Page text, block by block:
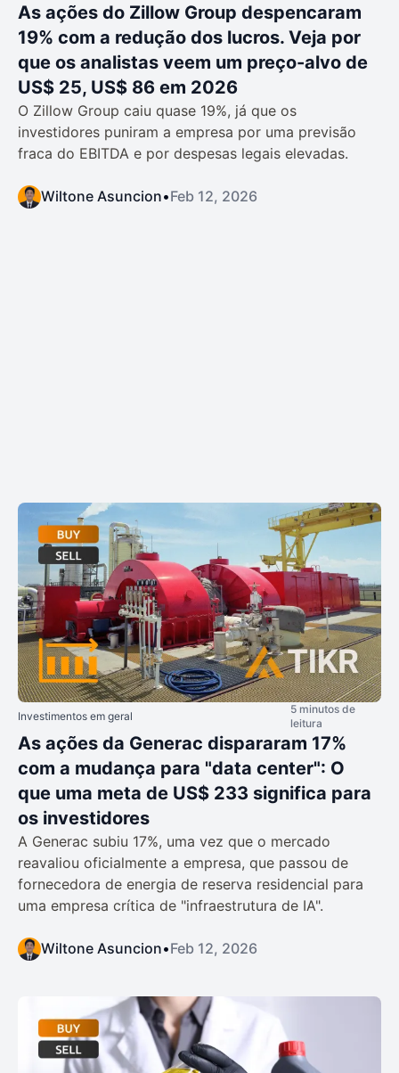
As ações do Zillow Group despencaram
19% com a redução dos lucros. Veja por
que os analistas veem um preço-alvo de
US$ 25, US$ 86 em 2026
O Zillow Group caiu quase 19%, já que os
investidores puniram a empresa por uma previsão
fraca do EBITDA e por despesas legais elevadas.
Wiltone Asuncion•Feb 12, 2026
Investimentos em geral
5 minutos de
leitura
As ações da Generac dispararam 17%
com a mudança para "data center": O
que uma meta de US$ 233 significa para
os investidores
A Generac subiu 17%, uma vez que o mercado
reavaliou oficialmente a empresa, que passou de
fornecedora de energia de reserva residencial para
uma empresa crítica de "infraestrutura de IA".
Wiltone Asuncion•Feb 12, 2026